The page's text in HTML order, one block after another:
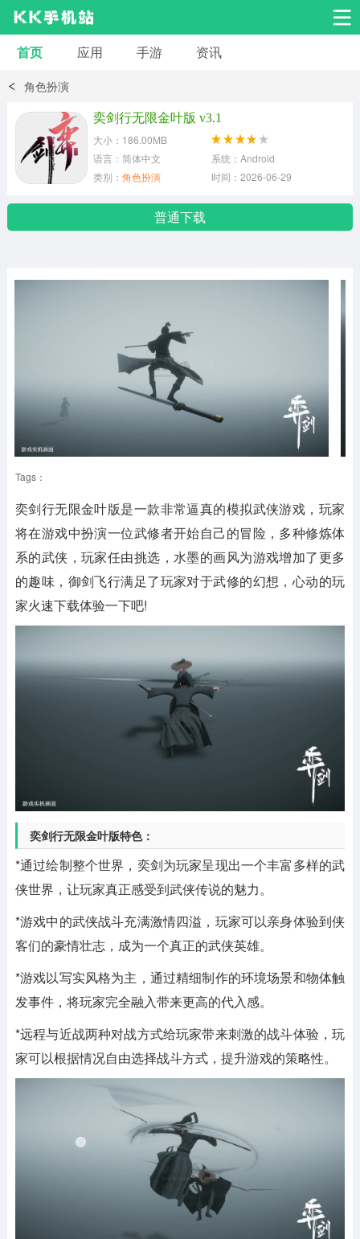
安卓应用
小说漫画
首页 应用 手游 资讯
角色扮演
奕剑行无限金叶版 v3.1
大小：186.00MB
语言：简体中文
系统：Android
类别： 角色扮演 时间：2026-06-29
普通下载
Tags：
奕剑行无限金叶版是一款非常逼真的模拟武侠游戏，玩家
将在游戏中扮演一位武修者开始自己的冒险，多种修炼体
系的武侠，玩家任由挑选，水墨的画风为游戏增加了更多
的趣味，御剑飞行满足了玩家对于武修的幻想，心动的玩
家火速下载体验一下吧!
奕剑行无限金叶版特色：
*通过绘制整个世界，奕剑为玩家呈现出一个丰富多样的武
侠世界，让玩家真正感受到武侠传说的魅力。
*游戏中的武侠战斗充满激情四溢，玩家可以亲身体验到侠
客们的豪情壮志，成为一个真正的武侠英雄。
*游戏以写实风格为主，通过精细制作的环境场景和物体触
发事件，将玩家完全融入带来更高的代入感。
*远程与近战两种对战方式给玩家带来刺激的战斗体验，玩
家可以根据情况自由选择战斗方式，提升游戏的策略性。